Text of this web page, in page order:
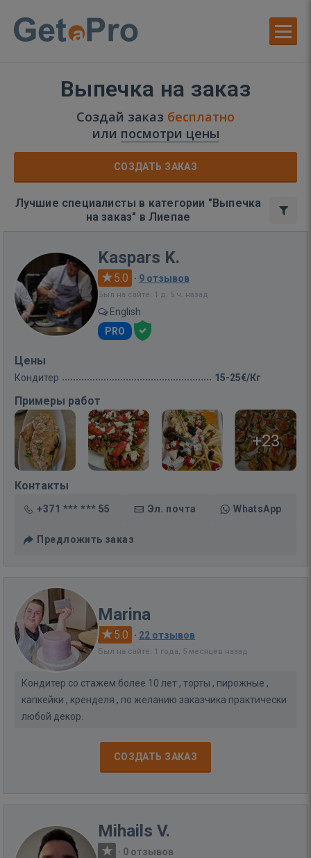
Выпечка на заказ
Создай заказ бесплатно
или посмотри цены
СОЗДАТЬ ЗАКАЗ
Лучшие специалисты в категории "Выпечка
на заказ" в Лиепае
Kaspars K.
5.0 · 9 отзывов
Был на сайте: 1 д. 5 ч. назад
English
PRO
Цены
Кондитер 15-25€/Кг
Примеры работ
+23
Контакты
+371 *** *** 55 Эл. почта WhatsApp
Предложить заказ
Marina
5.0 · 22 отзывов
Был на сайте: 1 года, 5 месяцев назад
Кондитер со стажем более 10 лет , торты , пирожные ,
капкейки , кренделя , по желанию заказчика практически
любой декор.
СОЗДАТЬ ЗАКАЗ
Mihails V.
· 0 отзывов